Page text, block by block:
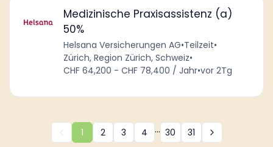
Medizinische Praxisassistenz (a)
50%
Helsana Versicherungen AG•Teilzeit•
Zürich, Region Zürich, Schweiz•
CHF 64,200 - CHF 78,400 / Jahr•vor 2Tg
1 2 3 4 ... 30 31